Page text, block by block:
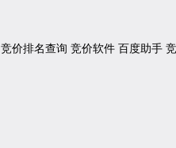
竞价排名查询 竞价软件 百度助手